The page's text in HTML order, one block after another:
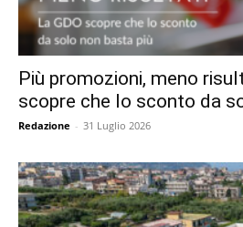
Più promozioni, meno
scopre che lo sconto da
Redazione - 31 Luglio 2026